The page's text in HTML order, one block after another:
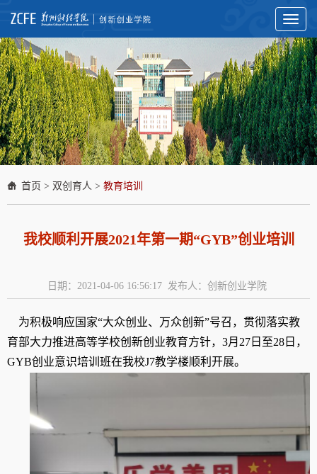
Toggle
首页 > 双创育人 > 教育培训
我校顺利开展2021年第一期“GYB”创业培训
日期：2021-04-06 16:56:17 发布人：创新创业学院
为积极响应国家“大众创业、万众创新”号召，贯彻落实教
育部大力推进高等学校创新创业教育方针，3月 27 日至28 日，
GYB创业意识培训班在我校J7教学楼顺利开展。